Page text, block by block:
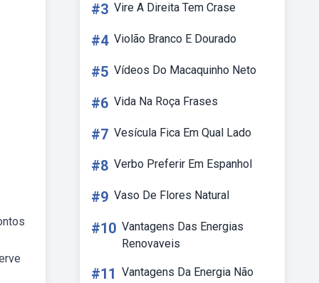
#3 Vire A Direita Tem Crase
#4 Violão Branco E Dourado
#5 Vídeos Do Macaquinho Neto
#6 Vida Na Roça Frases
#7 Vesícula Fica Em Qual Lado
#8 Verbo Preferir Em Espanhol
#9 Vaso De Flores Natural
#10 Vantagens Das Energias
Renovaveis
#11 Vantagens Da Energia Não